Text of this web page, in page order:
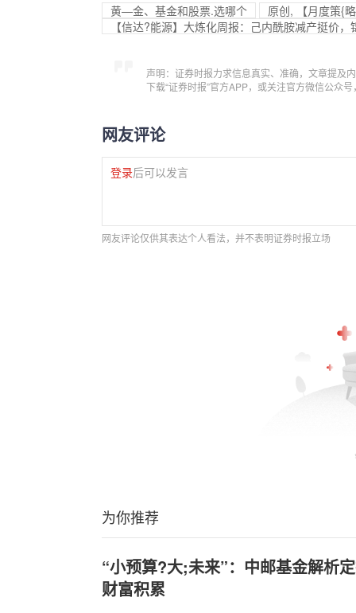
黄—金、基金和股票.选哪个
原创, 【月度策{
【信达?能源】大炼化周报：己内酰胺减产挺价
声明：证券时报力求信息真实、准确，文章提及
下载“证券时报”官方APP，或关注官方微信公众
网友评论
登录后可以发言
网友评论仅供其表达个人看法，并不表明证券时报立场
为你推荐
“小预算?大;未来”：中邮基金解析
财富积累